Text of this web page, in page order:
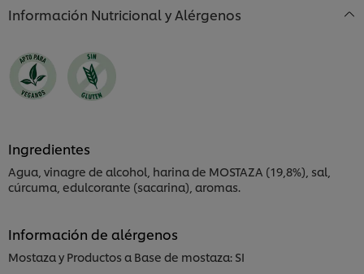
Información Nutricional y Alérgenos
Ingredientes
Agua, vinagre de alcohol, harina de MOSTAZA (19,8%), sal,
cúrcuma, edulcorante (sacarina), aromas.
Información de alérgenos
Mostaza y Productos a Base de mostaza: SI